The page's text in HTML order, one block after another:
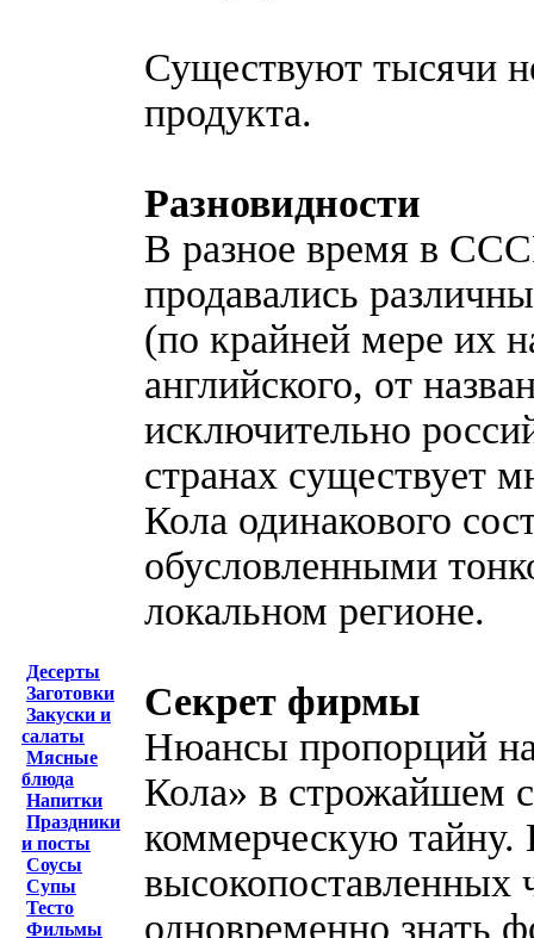
Десерты
Заготовки
Закуски и
салаты
Мясные
блюда
Напитки
Праздники
и посты
Соусы
Супы
Тесто
Фильмы
Существуют тысячи
продукта.
Разновидности
В разное время в
продавались
(по крайней мере их
английского, от
исключительно
странах существует
Кола одинакового
обусловленными
локальном регионе.
Секрет фирмы
Нюансы пропорций
Кола» в строжайшем
коммерческую тайну.
высокопоставленных
одновременно знать